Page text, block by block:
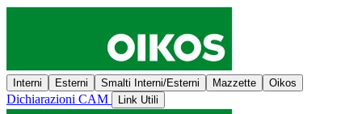
Interni Esterni Smalti Interni/Esterni Mazzette Oikos
Dichiarazioni CAM Link Utili